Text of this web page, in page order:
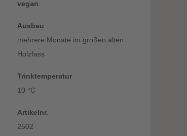
vegan
Ausbau
mehrere Monate im großen alten
Holzfass
Trinktemperatur
10 °C
Artikelnr.
2502